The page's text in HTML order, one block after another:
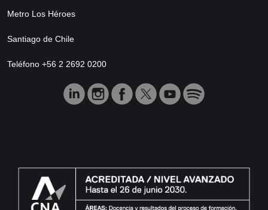
Metro Los Héroes
Santiago de Chile
Teléfono +56 2 2692 0200